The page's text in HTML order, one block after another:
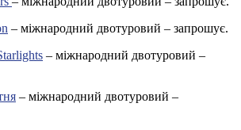
– міжнародний двотуровий – запрошує.
– міжнародний двотуровий –
– міжнародний двотуровий –